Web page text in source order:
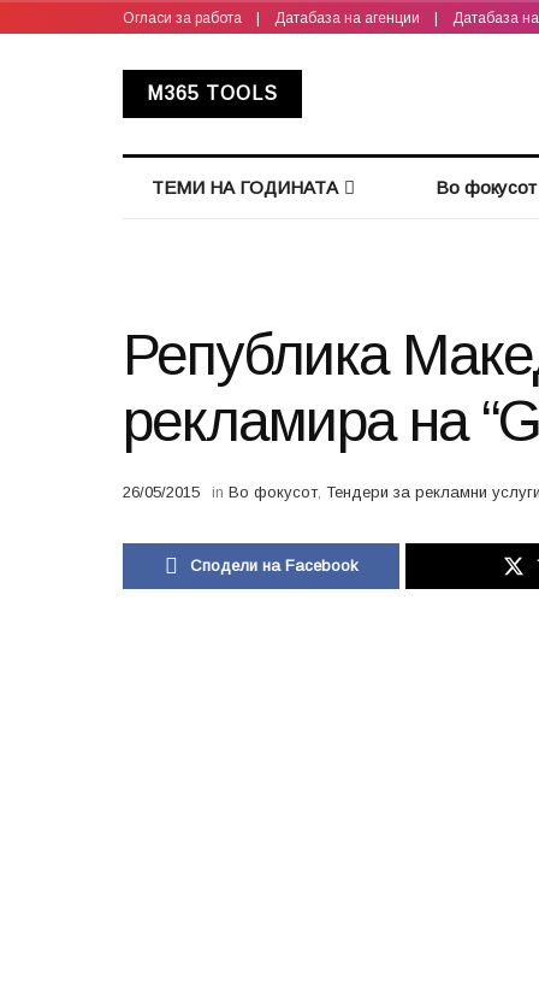
Огласи за работа Датабаза на агенции Датабаза
M365 TOOLS
ТЕМИ НА ГОДИНАТА Во фокусот
Република
рекламира на
26/05/2015 in Во фокусот, Тендери за рекламни
Сподели на Facebook